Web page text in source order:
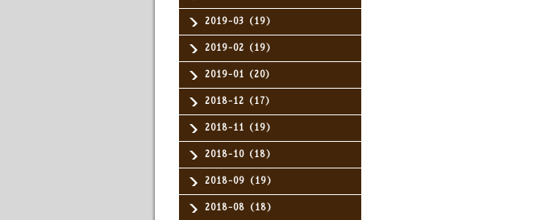
2019-03（19）
2019-02（19）
2019-01（20）
2018-12（17）
2018-11（19）
2018-10（18）
2018-09（19）
2018-08（18）